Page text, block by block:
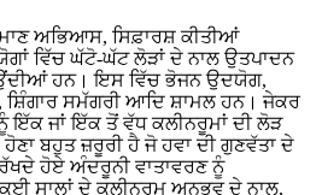
ਅਭਿਆਸ, ਸਿਫ਼ਾਰਸ਼ ਕੀਤੀਆਂ
ਵਿੱਚ ਘੱਟੋ-ਘੱਟ ਲੋੜਾਂ ਦੇ ਨਾਲ ਉਤਪਾਦਨ
ਹਨ। ਇਸ ਵਿੱਚ ਭੋਜਨ ਉਦਯੋਗ,
ਸ਼ਿੰਗਾਰ ਸਮੱਗਰੀ ਆਦਿ ਸ਼ਾਮਲ ਹਨ। ਜੇਕਰ
ਇੱਕ ਜਾਂ ਇੱਕ ਤੋਂ ਵੱਧ ਕਲੀਨਰੂਮਾਂ ਦੀ ਲੋੜ
ਬਹੁਤ ਜ਼ਰੂਰੀ ਹੈ ਜੋ ਹਵਾ ਦੀ ਗੁਣਵੱਤਾ ਦੇ
ਹੋਏ ਅੰਦਰੂਨੀ ਵਾਤਾਵਰਣ ਨੂੰ
ਸਾਲਾਂ ਦੇ ਕਲੀਨਰੂਮ ਅਨੁਭਵ ਦੇ ਨਾਲ,